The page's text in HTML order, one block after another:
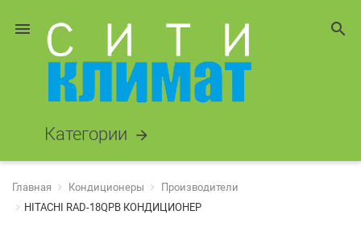
menu search
Категории arrow_forward
Главная Кондиционеры
Производители
HITACHI RAD-18QPB КОНДИЦИОНЕР